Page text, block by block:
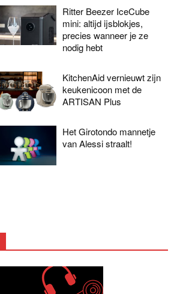
Ritter Beezer IceCube
mini: altijd ijsblokjes,
precies wanneer je ze
nodig hebt
KitchenAid vernieuwt zijn
keukenicoon met de
ARTISAN Plus
Het Girotondo mannetje
van Alessi straalt!